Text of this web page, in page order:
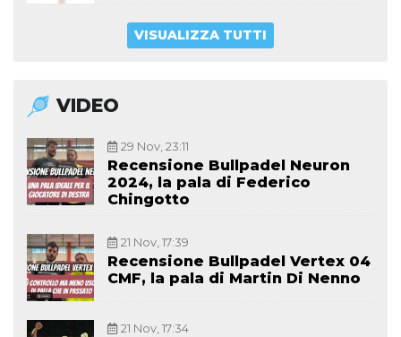
VISUALIZZA TUTTI
VIDEO
29 Nov, 23:11
Recensione Bullpadel Neuron
2024, la pala di Federico
Chingotto
21 Nov, 17:39
Recensione Bullpadel Vertex 04
CMF, la pala di Martin Di Nenno
21 Nov, 17:34